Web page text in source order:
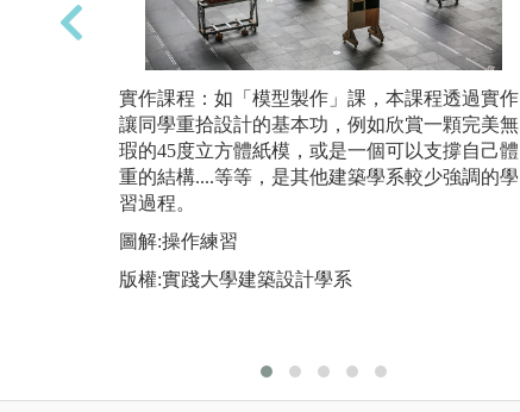
國際大師講座：銘傳建築每學期邀請國際大師到
校演講，如手塚貴晴、平田晃久、中村拓志、Ant
onie Predock、Elías Torres Tur、武仲義、Chris Bos
se LAVA、Minsuk Cho等，透過講座，增加同學
國際觀與競爭力。
圖解:大三建築設計案例分析
版權:銘傳大學建築學系自有照片
實作課程：如「模型製作」課，本課程透過實作
讓同學重拾設計的基本功，例如欣賞一顆完美無
瑕的45度立方體紙模，或是一個可以支撐自己體
重的結構....等等，是其他建築學系較少強調的學
習過程。
圖解:操作練習
版權:實踐大學建築設計學系